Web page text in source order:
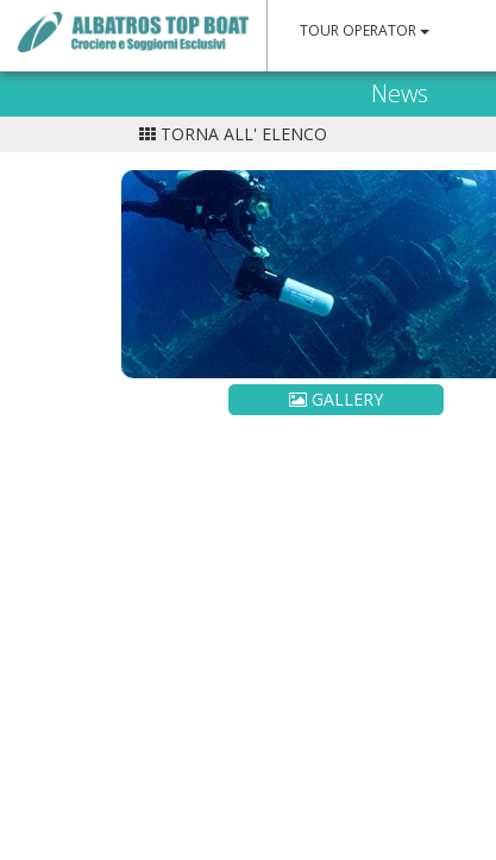
TOUR OPERATOR
News
TORNA ALL' ELENCO
GALLERY